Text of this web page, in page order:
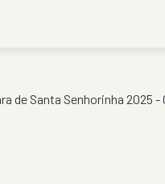
de Santa Senhorinha 2025 -